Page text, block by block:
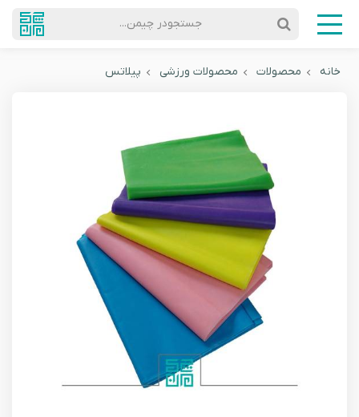
جستجودر چیمن...
خانه محصولات محصولات ورزشی پیلاتس